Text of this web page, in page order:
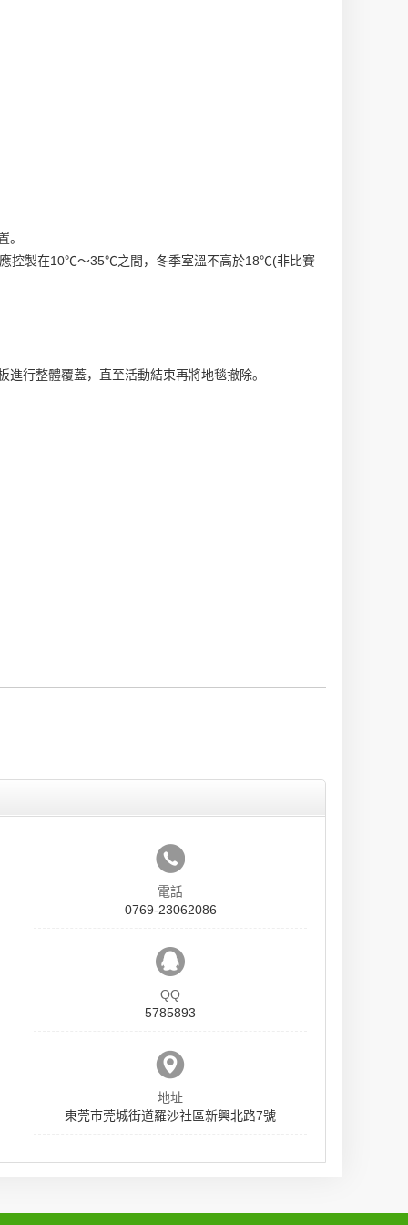
。
應控製在10℃～35℃之間，冬季室溫不高於18℃(非比賽
行整體覆蓋，直至活動結束再將地毯撤除。
電話
0769-23062086
QQ
5785893
地址
東莞市莞城街道羅沙社區新興北路7號